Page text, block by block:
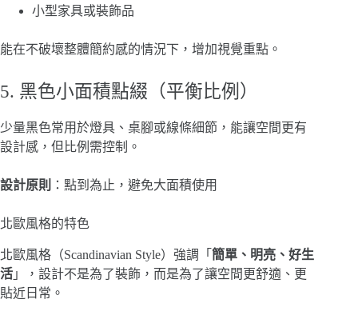
小型家具或裝飾品
能在不破壞整體簡約感的情況下，增加視覺重點。
5. 黑色小面積點綴（平衡比例）
少量黑色常用於燈具、桌腳或線條細節，能讓空間更有
設計感，但比例需控制。
設計原則 ：點到為止，避免大面積使用
北歐風格的特色
北歐風格（Scandinavian Style）強調「 簡單、明亮、好生
活 」，設計不是為了裝飾，而是為了讓空間更舒適、更
貼近日常。